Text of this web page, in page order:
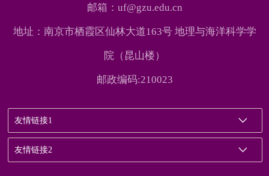
邮箱：uf@gzu.edu.cn
地址：南京市栖霞区仙林大道163号 地理与海洋科学学
院（昆山楼）
邮政编码:210023
友情链接1
友情链接2